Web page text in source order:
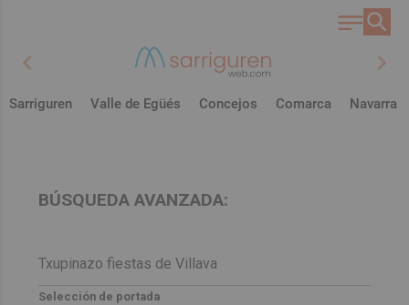
chevron_left chevron_right
Sarriguren Valle de Egüés Concejos Comarca Navarra
BÚSQUEDA AVANZADA:
Selección de portada